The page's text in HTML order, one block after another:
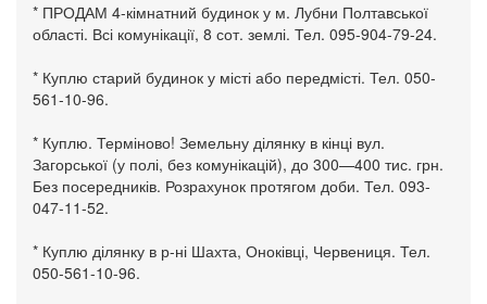
* ПРОДАМ 4-кімнатний будинок у м. Лубни Полтавської
області. Всі комунікації, 8 сот. землі. Тел. 095-904-79-24.
* Куплю старий будинок у місті або передмісті. Тел. 050-
561-10-96.
* Куплю. Терміново! Земельну ділянку в кінці вул.
Загорської (у полі, без комунікацій), до 300—400 тис. грн.
Без посередників. Розрахунок протягом доби. Тел. 093-
047-11-52.
* Куплю ділянку в р-ні Шахта, Оноківці, Червениця. Тел.
050-561-10-96.